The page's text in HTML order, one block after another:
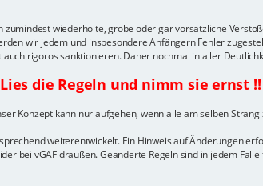
wiederholte, grobe oder gar vorsätzliche
wir jedem und insbesondere Anfängern Fehler
rigoros sanktionieren. Daher nochmal in aller
die Regeln und nimm sie ernst !!
Konzept kann nur aufgehen, wenn alle am selben Strang
weiterentwickelt. Ein Hinweis auf Änderungen
bei vGAF draußen. Geänderte Regeln sind in jedem